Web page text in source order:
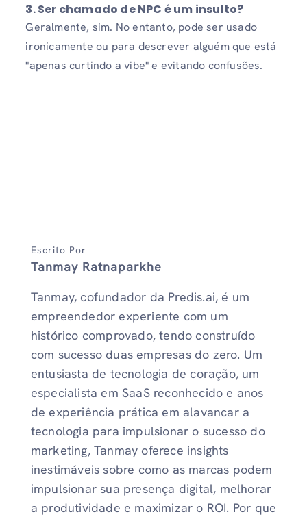
3.Ser chamado de NPC é um insulto?
Geralmente, sim. No entanto, pode ser usado
ironicamente ou para descrever alguém que está
"apenas curtindo a vibe" e evitando confusões.
Escrito Por
Tanmay Ratnaparkhe
Tanmay, cofundador da Predis.ai, é um
empreendedor experiente com um
histórico comprovado, tendo construído
com sucesso duas empresas do zero. Um
entusiasta de tecnologia de coração, um
especialista em SaaS reconhecido e anos
de experiência prática em alavancar a
tecnologia para impulsionar o sucesso do
marketing, Tanmay oferece insights
inestimáveis ​​sobre como as marcas podem
impulsionar sua presença digital, melhorar
a produtividade e maximizar o ROI. Por que